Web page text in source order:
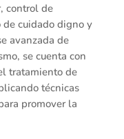
control de
cuidado digno y
avanzada de
se cuenta con
tratamiento de
técnicas
promover la